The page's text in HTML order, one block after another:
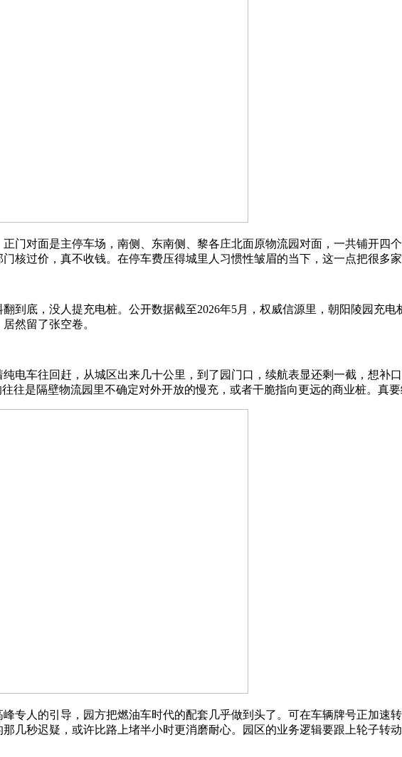
门对面是主停车场，南侧、东南侧、黎各庄北面原物流园对面，一共铺开四
核过价，真不收钱。在停车费压得城里人习惯性皱眉的当下，这一点把很多
到底，没人提充电桩。公开数据截至2026年5月，权威信源里，朝阳陵园充
然留了张空卷。
电车往回赶，从城区出来几十公里，到了园门口，续航表显还剩一截，想补
往是隔壁物流园里不确定对外开放的慢充，或者干脆指向更远的商业桩。真
专人的引导，园方把燃油车时代的配套几乎做到头了。可在车辆牌号正加速
几秒迟疑，或许比路上堵半小时更消磨耐心。园区的业务逻辑要跟上轮子转